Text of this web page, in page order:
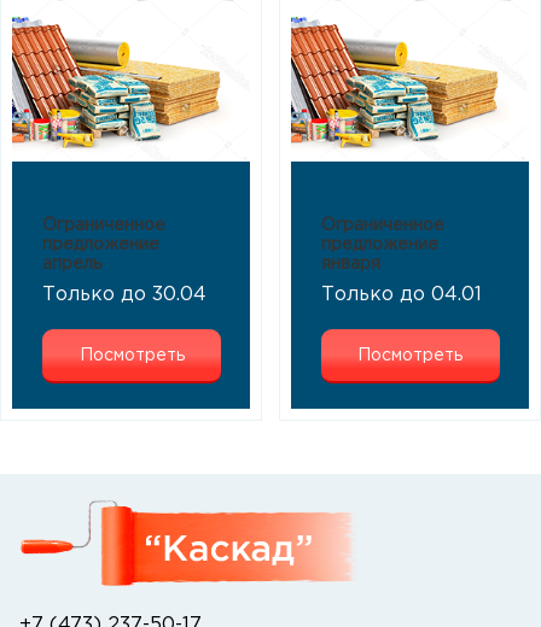
Ограниченное
предложение
апрель
Только до 30.04
Посмотреть
Ограниченное
предложение
января
Только до 04.01
Посмотреть